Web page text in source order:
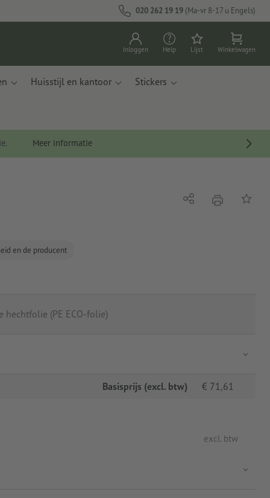
020 262 19 19 (Ma-vr 8-17 u Engels)
Inloggen Help Lijst Winkelwagen
Huisstijl en kantoor Stickers
Meer informatie
en de producent
Delen afdrukkenOp de
(PE ECO-folie)
Basisprijs (excl. btw) € 71,61
excl. btw